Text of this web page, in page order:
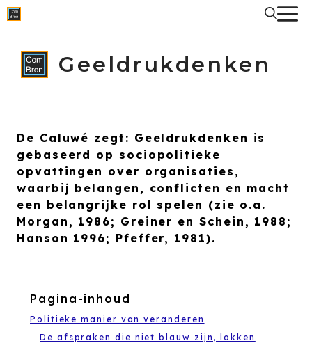
Spring
naar
inhoud
Geeldrukdenken
De Caluwé zegt: Geeldrukdenken is
gebaseerd op sociopolitieke
opvattingen over organisaties,
waarbij belangen, conflicten en macht
een belangrijke rol spelen (zie o.a.
Morgan, 1986; Greiner en Schein, 1988;
Hanson 1996; Pfeffer, 1981).
Pagina-inhoud
Politieke manier van veranderen
De afspraken die niet blauw zijn, lokken